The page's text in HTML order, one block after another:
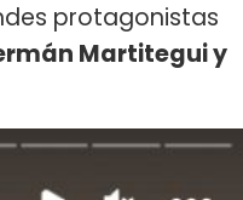
protagonistas
Martitegui y